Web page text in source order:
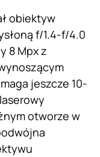
obiektyw
f/1.4-f/4.0
8 Mpx z
jeszcze 10-
otworze w